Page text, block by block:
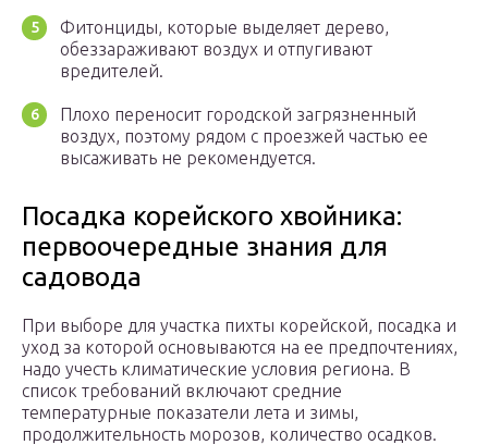
Фитонциды, которые выделяет дерево,
обеззараживают воздух и отпугивают
вредителей.
Плохо переносит городской загрязненный
воздух, поэтому рядом с проезжей частью ее
высаживать не рекомендуется.
Посадка корейского хвойника:
первоочередные знания для
садовода
При выборе для участка пихты корейской, посадка и
уход за которой основываются на ее предпочтениях,
надо учесть климатические условия региона. В
список требований включают средние
температурные показатели лета и зимы,
продолжительность морозов, количество осадков.